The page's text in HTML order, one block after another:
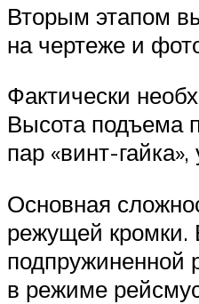
Вторым этапом
на чертеже и
Фактически
Высота подъема
пар «винт-
Основная
режущей кромки.
подпружиненной
в режиме